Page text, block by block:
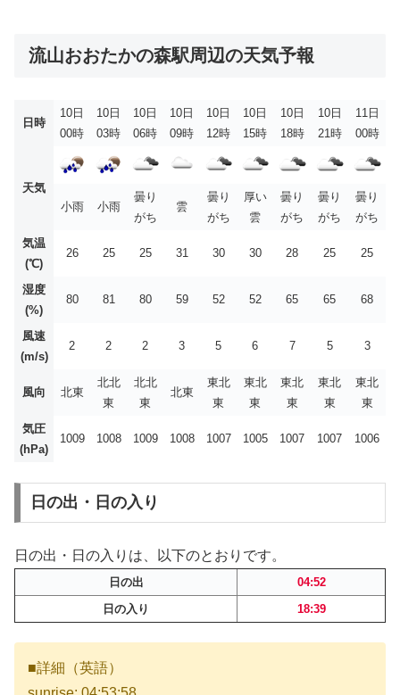
流山おおたかの森駅周辺の天気予報
日時
10日
00時
10日
03時
10日
06時
10日
09時
10日
12時
10日
15時
10日
18時
10日
21時
11日
00時
天気
小雨
小雨
曇り
がち
雲
曇り
がち
厚い
雲
曇り
がち
曇り
がち
曇り
がち
気温
(℃)
26 25 25 31 30 30 28 25 25
湿度
(%)
80 81 80 59 52 52 65 65 68
風速
(m/s)
2 2 2 3 5 6 7 5 3
風向 北東
北北
東
北北
東
北東
東北
東
東北
東
東北
東
東北
東
東北
東
気圧
(hPa)
1009 1008 1009 1008 1007 1005 1007 1007 1006
日の出・日の入り
日の出・日の入りは、以下のとおりです。
日の出
04:52
日の入り
18:39
■詳細（英語）